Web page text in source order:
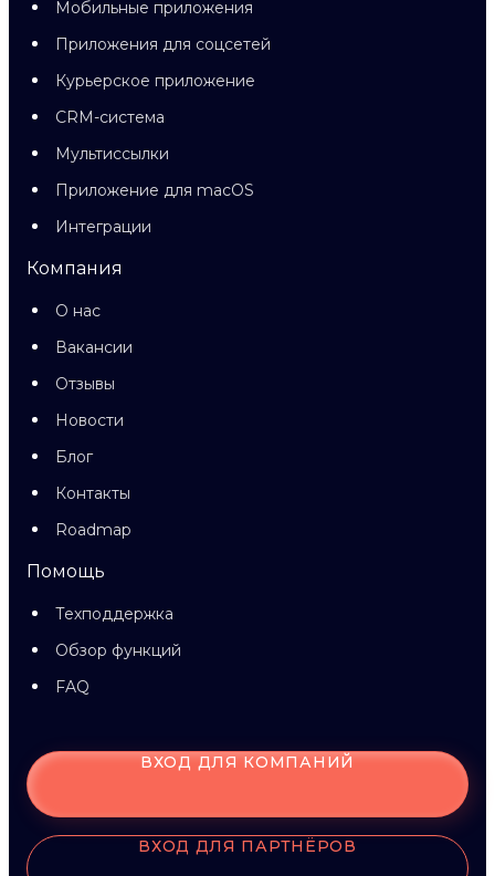
Мобильные приложения
Приложения для соцсетей
Курьерское приложение
CRM-система
Мультиссылки
Приложение для macOS
Интеграции
Компания
О нас
Вакансии
Отзывы
Новости
Блог
Контакты
Roadmap
Помощь
Техподдержка
Обзор функций
FAQ
ВХОД ДЛЯ КОМПАНИЙ
ВХОД ДЛЯ ПАРТНЁРОВ